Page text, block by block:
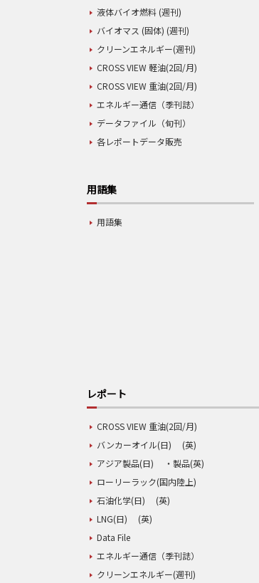
液体バイオ燃料 (週刊)
バイオマス (固体) (週刊)
クリーンエネルギー(週刊)
CROSS VIEW 軽油(2回/月)
CROSS VIEW 重油(2回/月)
エネルギー通信（季刊誌）
データファイル（旬刊）
各レポートデータ販売
用語集
用語集
レポート
CROSS VIEW 重油(2回/月)
バンカーオイル(日)
(英)
アジア製品(日)
・製品(英)
ローリーラック(国内陸上)
石油化学(日)
(英)
LNG(日)
(英)
Data File
エネルギー通信（季刊誌）
クリーンエネルギー(週刊)